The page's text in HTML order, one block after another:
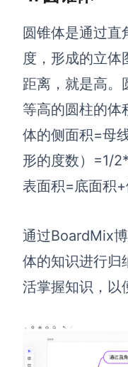
企业版申请
帮助支持
帮助中心
获取详细功能
知识分享社
探索创意灵感
定价
圆锥体是通过
度，形成的立体
距离，就是高。
等高的圆柱的体
体的侧面积=母
形的度数）=1/
表面积=底面积+
通过BoardMix
体的知识进行归
活掌握知识，以